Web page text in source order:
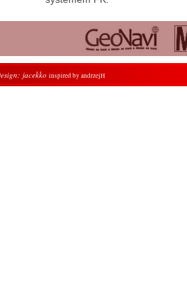
jacekko inspired by andrzejH